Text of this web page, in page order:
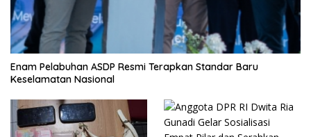
Enam Pelabuhan ASDP Resmi Terapkan Standar Baru
Keselamatan Nasional